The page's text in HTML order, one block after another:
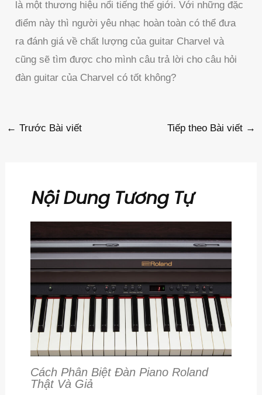
là một thương hiệu nổi tiếng thế giới. Với những đặc
điểm này thì người yêu nhạc hoàn toàn có thể đưa
ra đánh giá về chất lượng của guitar Charvel và
cũng sẽ tìm được cho mình câu trả lời cho câu hỏi
đàn guitar của Charvel có tốt không?
← Trước Bài viết Tiếp theo Bài viết →
Nội Dung Tương Tự
Cách Phân Biệt Đàn Piano Roland
Thật Và Giả